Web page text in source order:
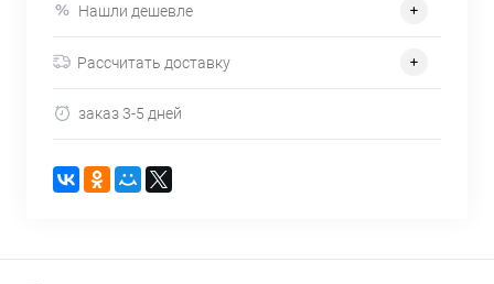
Нашли дешевле
Рассчитать доставку
заказ 3-5 дней